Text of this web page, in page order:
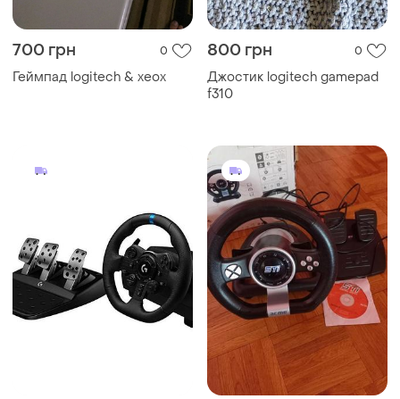
700 грн 0
Геймпад logitech & xeox
800 грн 0
Джостик logitech gamepad
f310